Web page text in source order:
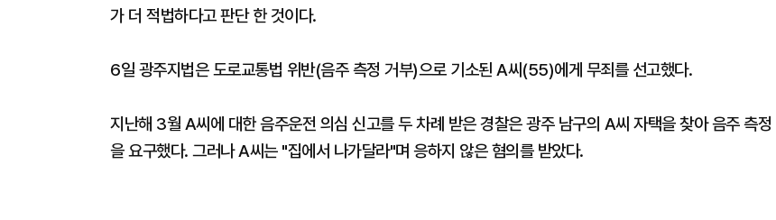
가 더 적법하다고 판단 한 것이다.
6일 광주지법은 도로교통법 위반(음주 측정 거부)으로 기소된 A씨(55)에게 무죄를 선고했다.
지난해 3월 A씨에 대한 음주운전 의심 신고를 두 차례 받은 경찰은 광주 남구의 A씨 자택을 찾아 음주 측정
을 요구했다. 그러나 A씨는 "집에서 나가달라"며 응하지 않은 혐의를 받았다.